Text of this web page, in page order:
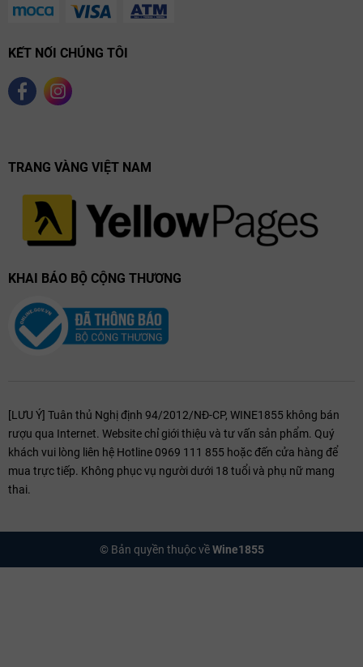
KẾT NỐI CHÚNG TÔI
TRANG VÀNG VIỆT NAM
KHAI BÁO BỘ CỘNG THƯƠNG
[LƯU Ý] Tuân thủ Nghị định 94/2012/NĐ-CP, WINE1855 không bán
rượu qua Internet. Website chỉ giới thiệu và tư vấn sản phẩm. Quý
khách vui lòng liên hệ Hotline 0969 111 855 hoặc đến cửa hàng để
mua trực tiếp. Không phục vụ người dưới 18 tuổi và phụ nữ mang
thai.
© Bản quyền thuộc vềWine1855